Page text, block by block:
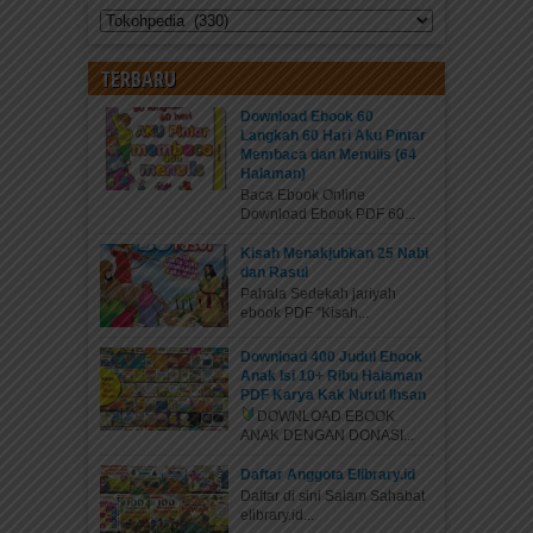
Amerika Latin
Bolivar Palacios Ponte Blanco atau Simon Bolivar
lahir pada 24...
Shah Jahan Membangun Taj Mahal
Untuk Makam Istri yang Sangat
Dicintainya
Shahabuddin Muhammad Shah Jahan I lahir di
kota Lahore (sekarang di wilayah Pakistan) pada
Kategori
TERBARU
Download Ebook 60
Langkah 60 Hari Aku Pintar
Membaca dan Menulis (64
Halaman)
Baca Ebook Online
Download Ebook PDF 60...
Kisah Menakjubkan 25 Nabi
dan Rasul
Pahala Sedekah jariyah
ebook PDF “Kisah...
Download 400 Judul Ebook
Anak Isi 10+ Ribu Halaman
PDF Karya Kak Nurul Ihsan
DOWNLOAD EBOOK
ANAK DENGAN DONASI...
Daftar Anggota Elibrary.id
Daftar di sini Salam Sahabat
elibrary.id...